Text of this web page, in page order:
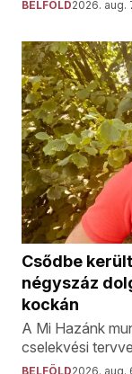
BELFÖLD2026. aug.
Csődbe
négyszáz
kockán
A Mi Hazánk
cselekvési
BELFÖLD2026. aug.